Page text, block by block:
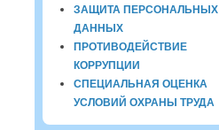
ЗАЩИТА ПЕРСОНАЛЬНЫХ
ДАННЫХ
ПРОТИВОДЕЙСТВИЕ
КОРРУПЦИИ
СПЕЦИАЛЬНАЯ ОЦЕНКА
УСЛОВИЙ ОХРАНЫ ТРУДА